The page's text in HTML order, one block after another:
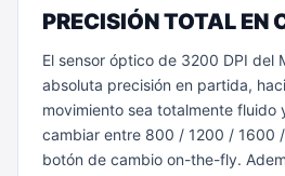
PRECISIÓN TOTAL EN
El sensor óptico de 3200 DPI del
absoluta precisión en partida,
movimiento sea totalmente fluido
cambiar entre 800 / 1200 / 1600
botón de cambio on-the-fly.